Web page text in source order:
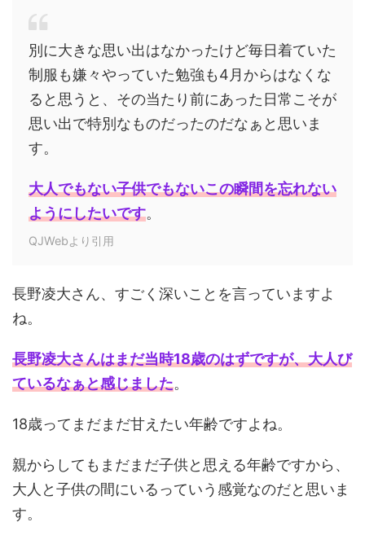
別に大きな思い出はなかったけど毎日着ていた
制服も嫌々やっていた勉強も4月からはなくな
ると思うと、その当たり前にあった日常こそが
思い出で特別なものだったのだなぁと思いま
す。
大人でもない子供でもないこの瞬間を忘れない
ようにしたいです。
QJWebより引用
長野凌大さん、すごく深いことを言っていますよ
ね。
長野凌大さんはまだ当時18歳のはずですが、大人び
ているなぁと感じました。
18歳ってまだまだ甘えたい年齢ですよね。
親からしてもまだまだ子供と思える年齢ですから、
大人と子供の間にいるっていう感覚なのだと思いま
す。